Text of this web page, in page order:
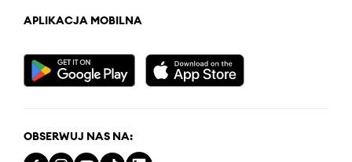
APLIKACJA MOBILNA
OBSERWUJ NAS NA: